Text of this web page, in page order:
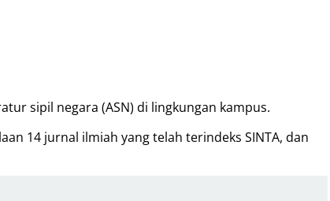
sipil negara (ASN) di lingkungan kampus.
14 jurnal ilmiah yang telah terindeks SINTA, dan